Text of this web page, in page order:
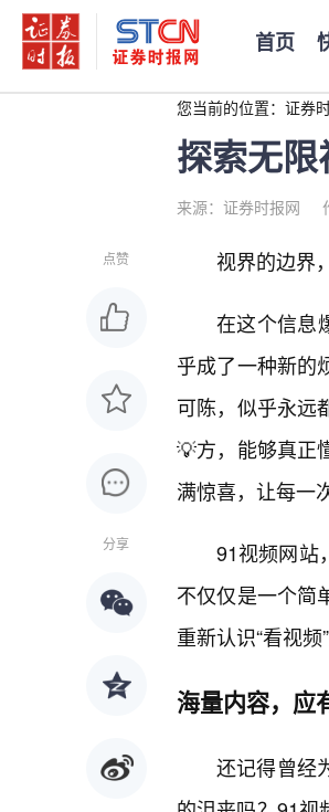
首页
您当前的位置： 证券
探索无
来源：证券时报网
点赞
分享
视界的边界
在这个信息
乎成了一种新的
可陈，似乎永远
💡方，能够真正
满惊喜，让每一
91视频网站
不仅仅是一个简
重新认识“看视频
海量内容，应
还记得曾经